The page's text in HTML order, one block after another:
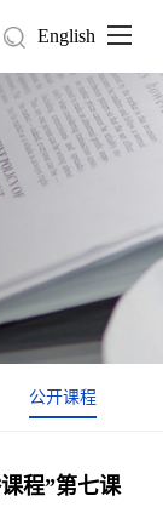
English
公开课程
程”第七课